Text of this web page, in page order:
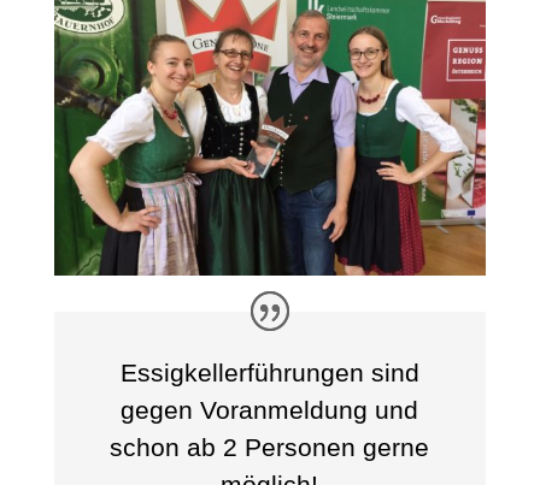
Essigkellerführungen sind
gegen Voranmeldung und
schon ab 2 Personen gerne